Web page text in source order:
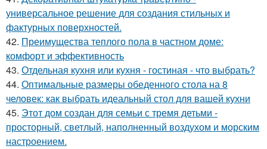
универсальное решение для создания стильных и
фактурных поверхностей.
42. Преимущества теплого пола в частном доме:
комфорт и эффективность
43. Отдельная кухня или кухня - гостиная - что выбрать?
44. Оптимальные размеры обеденного стола на 8
человек: как выбрать идеальный стол для вашей кухни
45. Этот дом создан для семьи с тремя детьми -
просторный, светлый, наполненный воздухом и морским
настроением.